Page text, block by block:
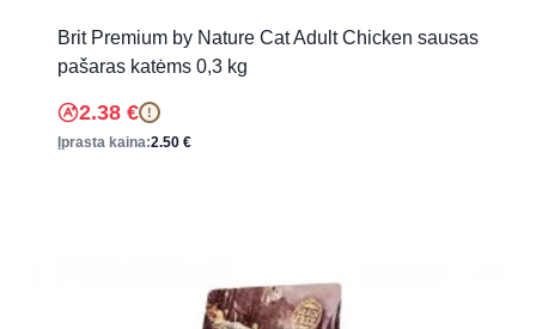
Brit Premium by Nature Cat Adult Chicken sausas
pašaras katėms 0,3 kg
2.38 € !
Įprasta kaina:2.50 €